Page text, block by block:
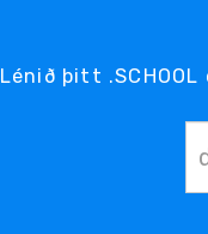
Lénið þitt